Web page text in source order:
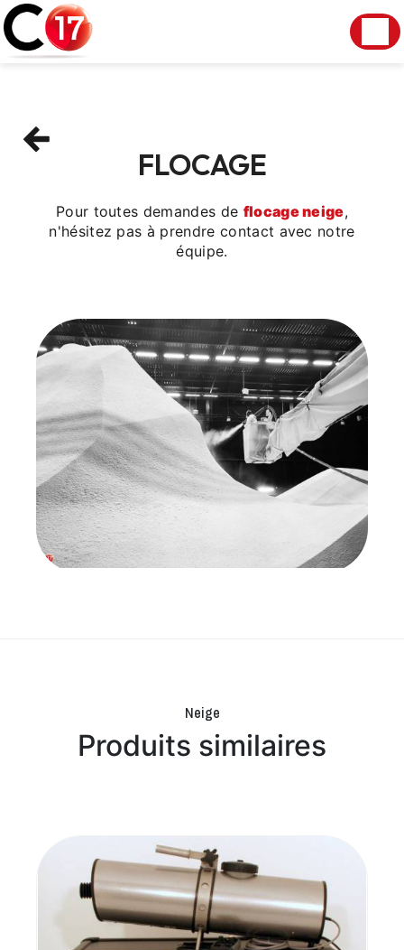
FLOCAGE
Pour toutes demandes de flocage neige,
n'hésitez pas à prendre contact avec notre
équipe.
Neige
Produits similaires
Panneau de gestion des cookies